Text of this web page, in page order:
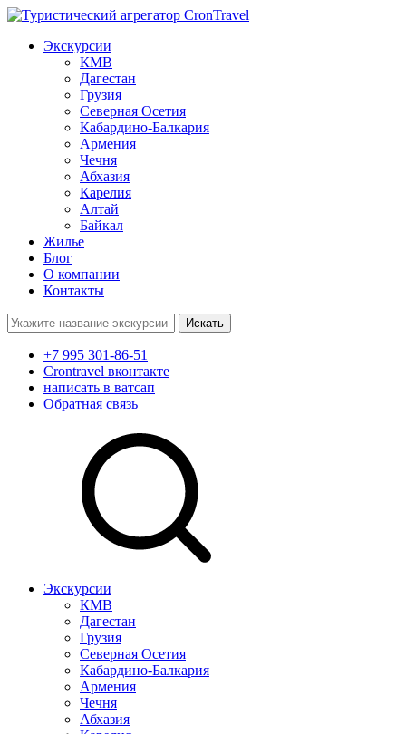
Экскурсии
КМВ
Дагестан
Грузия
Северная Осетия
Кабардино-Балкария
Армения
Чечня
Абхазия
Карелия
Алтай
Байкал
Жилье
Блог
О компании
Контакты
Поиск:
+7 995 301-86-51
Crontravel вконтакте
написать в ватсап
Обратная связь
Экскурсии
КМВ
Дагестан
Грузия
Северная Осетия
Кабардино-Балкария
Армения
Чечня
Абхазия